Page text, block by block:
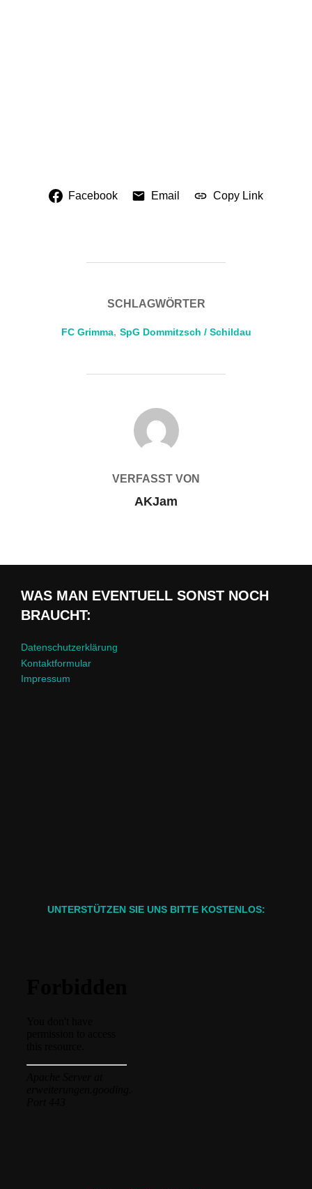
Facebook Email Copy Link
SCHLAGWÖRTER
FC Grimma, SpG Dommitzsch / Schildau
BEITRAGSAUTOR
VERFASST VON
AKJam
WAS MAN EVENTUELL SONST NOCH
BRAUCHT:
Datenschutzerklärung
Kontaktformular
Impressum
UNTERSTÜTZEN SIE UNS BITTE KOSTENLOS: